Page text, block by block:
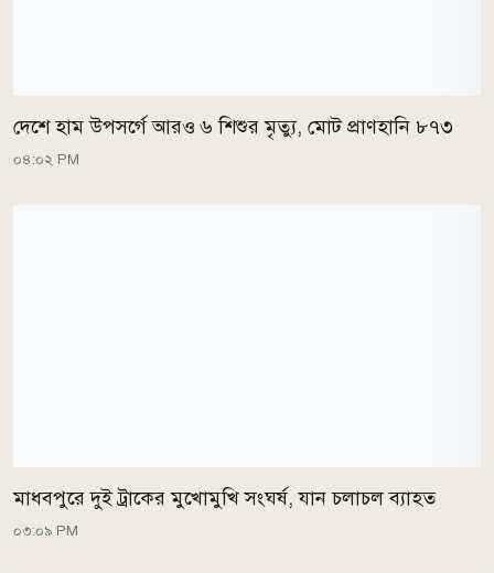
দেশে হাম উপসর্গে আরও ৬ শিশুর মৃত্যু, মোট প্রাণহানি ৮৭৩
০৪:০২ PM
মাধবপুরে দুই ট্রাকের মুখোমুখি সংঘর্ষ, যান চলাচল ব্যাহত
০৩:০৯ PM